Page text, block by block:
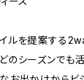
ルを提案する
のシーズンでも